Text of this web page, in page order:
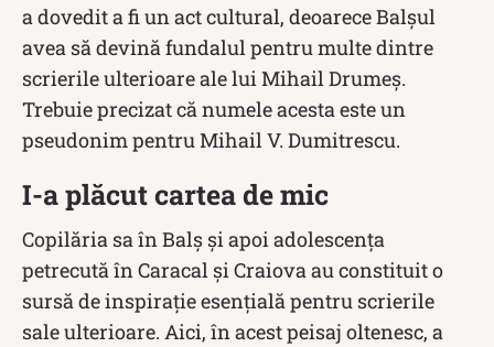
a dovedit a fi un act cultural, deoarece Balșul
avea să devină fundalul pentru multe dintre
scrierile ulterioare ale lui Mihail Drumeș.
Trebuie precizat că numele acesta este un
pseudonim pentru Mihail V. Dumitrescu.
I-a plăcut cartea de mic
Copilăria sa în Balș și apoi adolescența
petrecută în Caracal și Craiova au constituit o
sursă de inspirație esențială pentru scrierile
sale ulterioare. Aici, în acest peisaj oltenesc, a